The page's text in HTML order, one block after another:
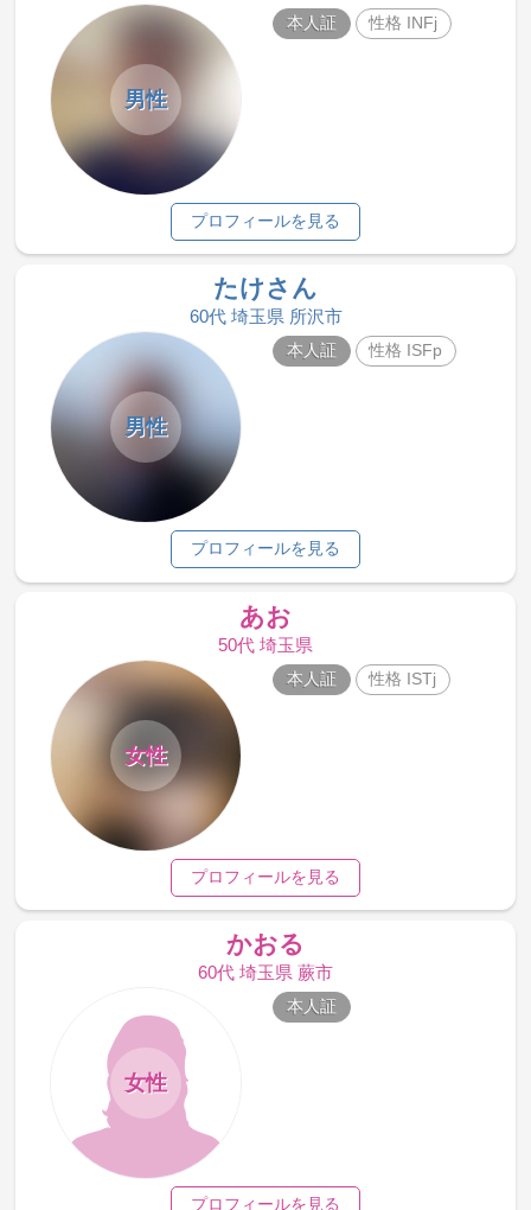
男性
本人証 性格 INFj
プロフィールを見る
たけさん
60代 埼玉県 所沢市
男性
本人証 性格 ISFp
プロフィールを見る
あお
50代 埼玉県
女性
本人証 性格 ISTj
プロフィールを見る
かおる
60代 埼玉県 蕨市
女性
本人証
プロフィールを見る